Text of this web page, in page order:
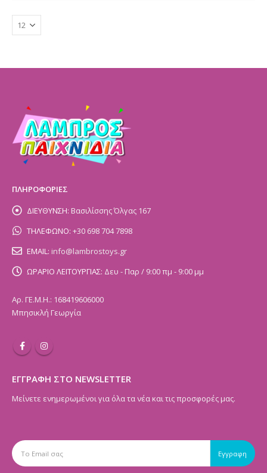
ΠΛΗΡΟΦΟΡΙΕΣ
ΔΙΕΥΘΥΝΣΗ: Βασιλίσσης Όλγας 167
ΤΗΛΕΦΩΝΟ: +30 698 704 7898
EMAIL: info@lambrostoys.gr
ΩΡΑΡΙΟ ΛΕΙΤΟΥΡΓΙΑΣ: Δευ - Παρ / 9:00 πμ - 9:00 μμ
Αρ. ΓΕ.Μ.Η.: 168419606000
Μπησικλή Γεωργία
ΕΓΓΡΑΦΗ ΣΤΟ NEWSLETTER
Μείνετε ενημερωμένοι για όλα τα νέα και τις προσφορές μας.